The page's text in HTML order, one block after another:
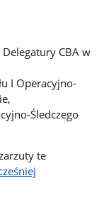
CBA w
I Operacyjno-
Śledczego
te